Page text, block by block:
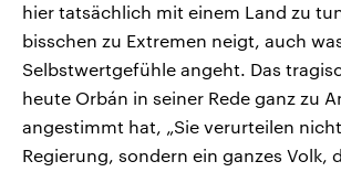
hier tatsächlich mit einem Land zu
bisschen zu Extremen neigt, auch
Selbstwertgefühle angeht. Das
heute Orbán in seiner Rede ganz zu
angestimmt hat, „Sie verurteilen
Regierung, sondern ein ganzes Volk,